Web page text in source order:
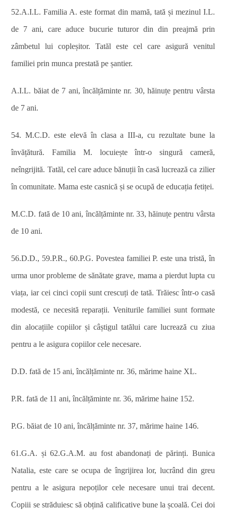
52.A.I.L. Familia A. este format din mamă, tată și mezinul I.L.
de 7 ani, care aduce bucurie tuturor din din preajmă prin
zâmbetul lui copleșitor. Tatăl este cel care asigură venitul
familiei prin munca prestată pe șantier.
A.I.L. băiat de 7 ani, încălțăminte nr. 30, hăinuțe pentru vârsta
de 7 ani.
54. M.C.D. este elevă în clasa a III-a, cu rezultate bune la
învățătură. Familia M. locuiește într-o singură cameră,
neîngrijită. Tatăl, cel care aduce bănuții în casă lucrează ca zilier
în comunitate. Mama este casnică și se ocupă de educația fetiței.
M.C.D. fată de 10 ani, încălțăminte nr. 33, hăinuțe pentru vârsta
de 10 ani.
56.D.D., 59.P.R., 60.P.G. Povestea familiei P. este una tristă, în
urma unor probleme de sănătate grave, mama a pierdut lupta cu
viața, iar cei cinci copii sunt crescuți de tată. Trăiesc într-o casă
modestă, ce necesită reparații. Veniturile familiei sunt formate
din alocațiile copiilor și câștigul tatălui care lucrează cu ziua
pentru a le asigura copiilor cele necesare.
D.D. fată de 15 ani, încălțăminte nr. 36, mărime haine XL.
P.R.fată de 11 ani, încălțăminte nr. 36, mărime haine 152.
P.G. băiat de 10 ani, încălțăminte nr. 37, mărime haine 146.
61.G.A. și 62.G.A.M. au fost abandonați de părinți. Bunica
Natalia, este care se ocupa de îngrijirea lor, lucrând din greu
pentru a le asigura nepoților cele necesare unui trai decent.
Copiii se străduiesc să obțină calificative bune la școală. Cei doi